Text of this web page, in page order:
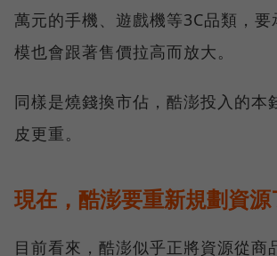
萬元的手機、遊戲機等3C品類，要
模也會跟著售價拉高而放大。
同樣是燒錢換市佔，酷澎投入的本
皮更重。
現在，酷澎要重新規劃資源
目前看來，酷澎似乎正將資源從商